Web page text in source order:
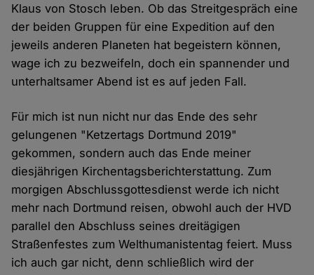
Klaus von Stosch leben. Ob das Streitgespräch eine
der beiden Gruppen für eine Expedition auf den
jeweils anderen Planeten hat begeistern können,
wage ich zu bezweifeln, doch ein spannender und
unterhaltsamer Abend ist es auf jeden Fall.
Für mich ist nun nicht nur das Ende des sehr
gelungenen "Ketzertags Dortmund 2019"
gekommen, sondern auch das Ende meiner
diesjährigen Kirchentagsberichterstattung. Zum
morgigen Abschlussgottesdienst werde ich nicht
mehr nach Dortmund reisen, obwohl auch der HVD
parallel den Abschluss seines dreitägigen
Straßenfestes zum Welthumanistentag feiert. Muss
ich auch gar nicht, denn schließlich wird der